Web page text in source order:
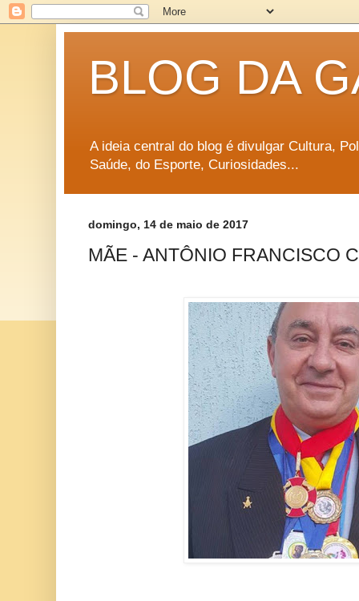
BLOG DA
A ideia central do blog é divulgar Cultura,
Saúde, do Esporte, Curiosidades...
domingo, 14 de maio de 2017
MÃE - ANTÔNIO FRANCISCO